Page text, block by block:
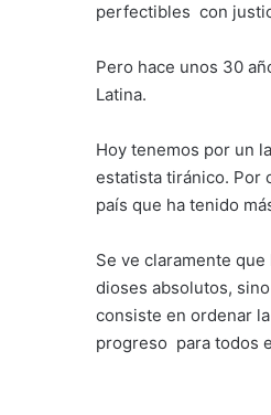
perfectibles con
Pero hace unos 30
Latina.
Hoy tenemos por un
estatista tiránico. Por
país que ha tenido
Se ve claramente
dioses absolutos,
consiste en ordenar
progreso para todos